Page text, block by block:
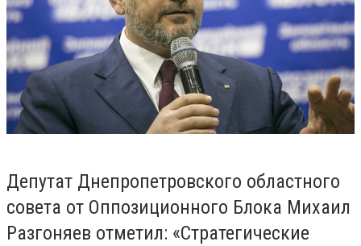
Депутат Днепропетровского областного
совета от Оппозиционного Блока Михаил
Разгоняев отметил: «Стратегические